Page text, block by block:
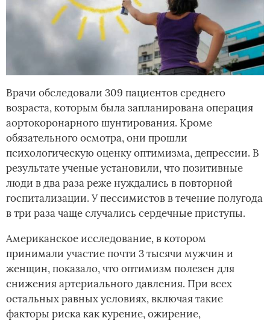
Врачи обследовали 309 пациентов среднего
возраста, которым была запланирована операция
аортокоронарного шунтирования. Кроме
обязательного осмотра, они прошли
психологическую оценку оптимизма, депрессии. В
результате ученые установили, что позитивные
люди в два раза реже нуждались в повторной
госпитализации. У пессимистов в течение полугода
в три раза чаще случались сердечные приступы.
Американское исследование, в котором
принимали участие почти 3 тысячи мужчин и
женщин, показало, что оптимизм полезен для
снижения артериального давления. При всех
остальных равных условиях, включая такие
факторы риска как курение, ожирение,